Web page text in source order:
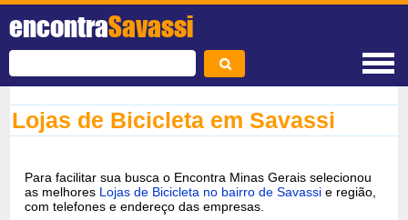
encontraSavassi
Lojas de Bicicleta em Savassi
Para facilitar sua busca o Encontra Minas Gerais selecionou
as melhores Lojas de Bicicleta no bairro de Savassi e região,
com telefones e endereço das empresas.